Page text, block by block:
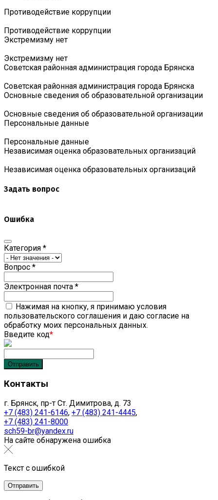
Противодействие коррупции
Противодействие коррупции
Экстремизму нет
Экстремизму нет
Советская районная администрация города Брянска
Советская районная администрация города Брянска
Основные сведения об образовательной организации
Основные сведения об образовательной организации
Персональные данные
Персональные данные
Независимая оценка образовательных организаций
Независимая оценка образовательных организаций
Задать вопрос
Ошибка
Категория *
Вопрос *
Электронная почта *
Нажимая на кнопку, я принимаю условия
пользовательского соглашения и даю согласие на
обработку моих персональных данных.
Введите код*
Контакты
г. Брянск, пр-т Ст. Димитрова, д. 73
+7 (483) 241-6146, +7 (483) 241-4445,
+7 (483) 241-8000
sch59-br@yandex.ru
На сайте обнаружена ошибка
Текст с ошибкой